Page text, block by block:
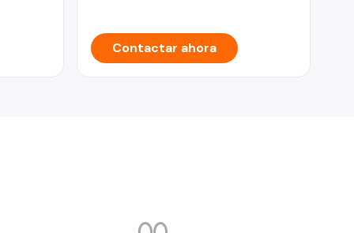
Contactar ahora